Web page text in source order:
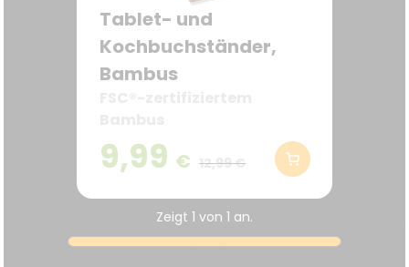
Tablet- und
Kochbuchständer,
Bambus
9,99 € 12,99 €
Zeigt 1 von 1 an.